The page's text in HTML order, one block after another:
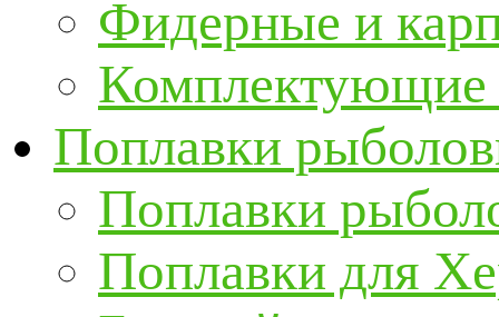
Фидерные и
Поплавки
Поплавки
Поплавки для